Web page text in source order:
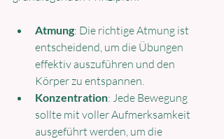
Atmung: Die richtige Atmung ist
entscheidend, um die Übungen
effektiv auszuführen und den
Körper zu entspannen.
Konzentration: Jede Bewegung
sollte mit voller Aufmerksamkeit
ausgeführt werden, um die